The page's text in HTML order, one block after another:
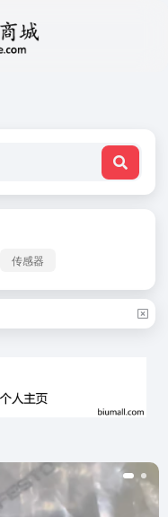
传感器